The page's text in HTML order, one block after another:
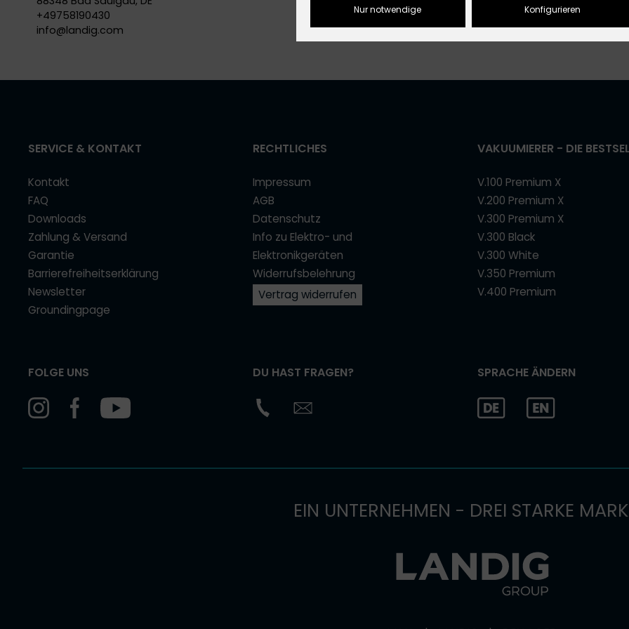
+49758190430
info@landig.com
SERVICE & KONTAKT
Kontakt
FAQ
Downloads
Zahlung & Versand
Garantie
Barrierefreiheitserklärung
Newsletter
Groundingpage
RECHTLICHES
Impressum
AGB
Datenschutz
Info zu Elektro- und
Elektronikgeräten
Widerrufsbelehrung
Vertrag widerrufen
VAKUUMIERER - DIE
V.100 Premium X
V.200 Premium X
V.300 Premium X
V.300 Black
V.300 White
V.350 Premium
V.400 Premium
FOLGE UNS DU HAST FRAGEN? SPRACHE ÄNDERN
EIN UNTERNEHMEN - DREI STARKE
Nur notwendige Konfigurieren